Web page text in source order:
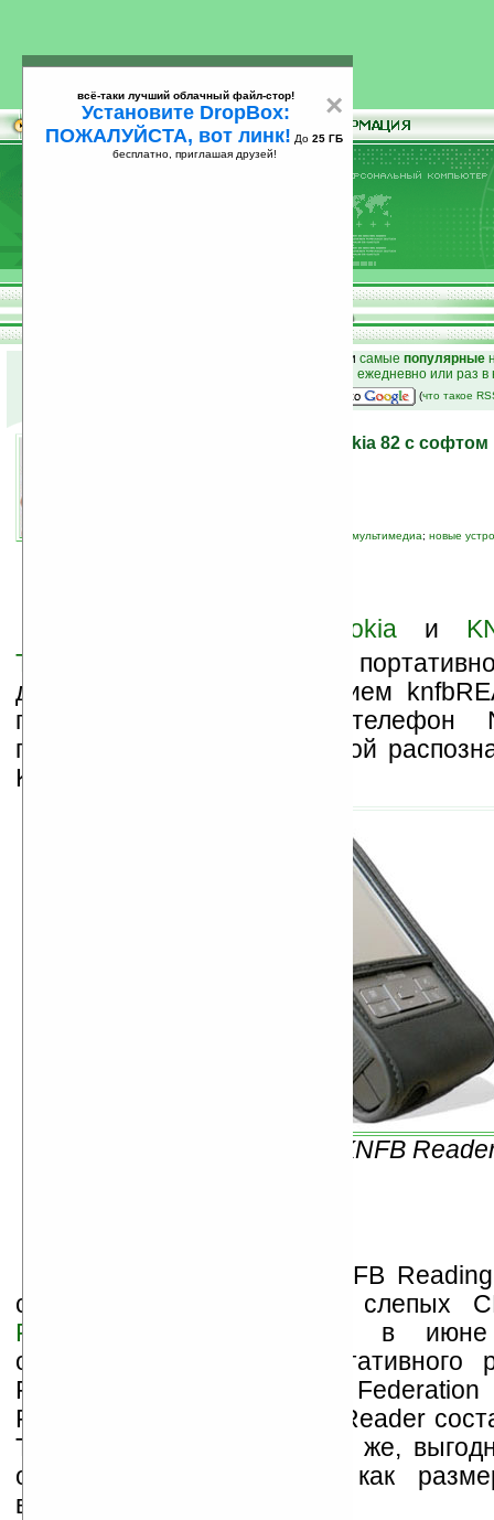
25
и самые популярные
на email ежедневно или раз
(что такое
knfbREADER Mobile — Nokia 82 с софтом
мультимедиа; новые
Nokia и
Technologies
анонсировали
для людей с плохим зрением
представляющее собой
предустановленной системой
KNFB.
Устройство KNFB
Полтора года назад KNFB
совместно с Обществом слепых
Federation of the Blind
) в июне
организовали выпуск портативного
Reader (Kurzweil–National
Reader). Стоимость KNFB Reader
Телефон Nokia 82, конечно же,
от прежнего устройства как
возможностями.
×
всё-таки лучший облачный файл-стор!
Установите DropBox:
ПОЖАЛУЙСТА, вот линк! До 25 ГБ
бесплатно, приглашая друзей!